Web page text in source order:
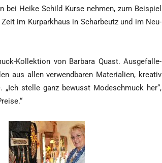
Hei­ke Schild Kur­se neh­men, zum Bei­spiel
im Kur­park­haus in Schar­beutz und im Neu­
Kol­lek­ti­on von Bar­ba­ra Quast. Aus­ge­fal­le­
aus allen ver­wend­ba­ren Mate­ria­li­en, krea­tiv
stel­le ganz bewusst Mode­schmuck her“,